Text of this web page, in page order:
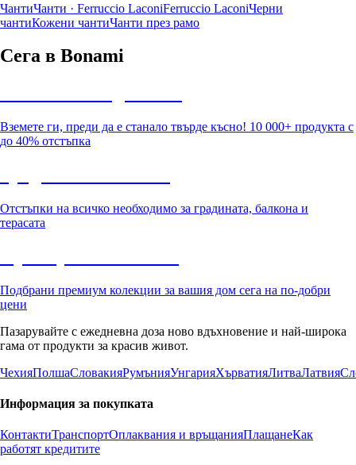
ЧантиЧанти · Ferruccio LaconiFerruccio LaconiЧерни
чантиКожени чантиЧанти през рамо
Сега в Bonami
Вземете ги, преди да е станало твърде късно! 10 000+ продукта с
до 40% отстъпка
Отстъпки на всичко необходимо за градината, балкона и
терасата
Подбрани премиум колекции за вашия дом сега на по-добри
цени
Пазарувайте с ежедневна доза ново вдъхновение и най-широка
гама от продукти за красив живот.
ЧехияПолшаСловакияРумънияУнгарияХърватияЛитваЛатвия
Информация за покупката
КонтактиТранспортОплаквания и връщанияПлащанеКак
работят кредитите